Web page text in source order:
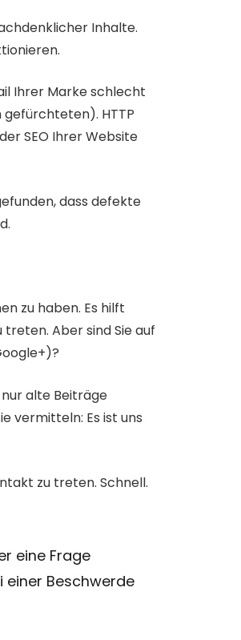
Inhalte.
Ihrer Marke schlecht
HTTP
SEO Ihrer Website
dass defekte
zu haben. Es hilft
Aber sind Sie auf
alte Beiträge
vermitteln: Es ist uns
zu treten. Schnell.
eine Frage
einer Beschwerde